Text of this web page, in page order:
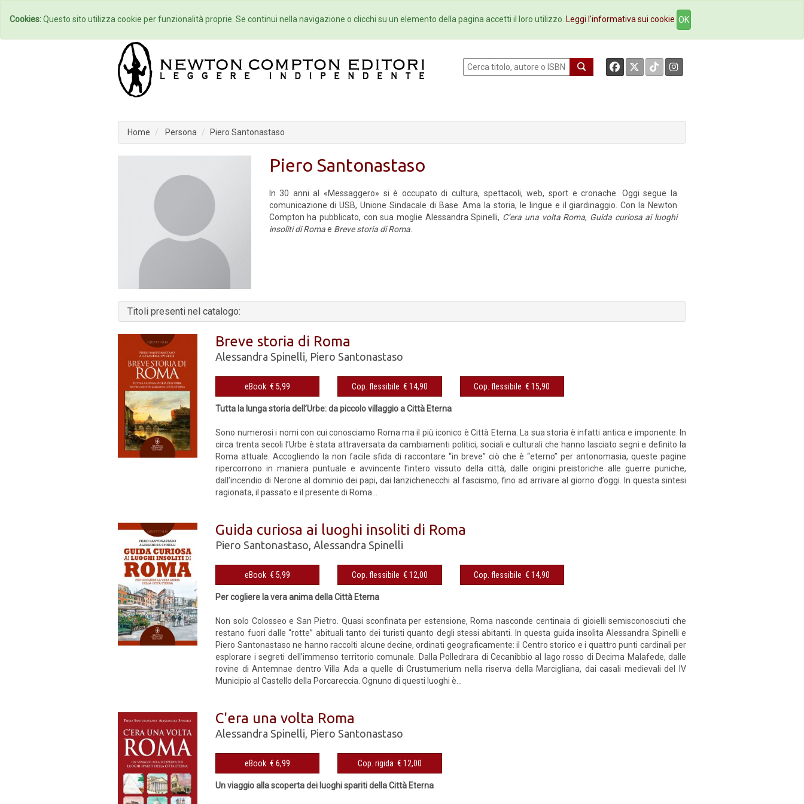
Home Autori Eventi Collane Newsletter Ebookstore Contatti
Home Persona Piero Santonastaso
Piero Santonastaso
In 30 anni al «Messaggero» si è occupato di cultura, spettacoli, web, sport e cronache. Oggi segue la
comunicazione di USB, Unione Sindacale di Base. Ama la storia, le lingue e il giardinaggio. Con la Newton
Compton ha pubblicato, con sua moglie Alessandra Spinelli, C’era una volta Roma, Guida curiosa ai luoghi
insoliti di Romae Breve storia di Roma.
Titoli presenti nel catalogo:
Breve storia di Roma
Alessandra Spinelli Piero Santonastaso
eBook € 5,99 Cop. flessibile € 14,90 Cop. flessibile € 15,90
Tutta la lunga storia dell’Urbe: da piccolo villaggio a Città Eterna
Sono numerosi i nomi con cui conosciamo Roma ma il più iconico è Città Eterna. La sua storia è infatti antica e imponente. In
circa trenta secoli l’Urbe è stata attraversata da cambiamenti politici, sociali e culturali che hanno lasciato segni e definito la
Roma attuale. Accogliendo la non facile sfida di raccontare “in breve” ciò che è “eterno” per antonomasia, queste pagine
ripercorrono in maniera puntuale e avvincente l’intero vissuto della città, dalle origini preistoriche alle guerre puniche,
dall’incendio di Nerone al dominio dei papi, dai lanzichenecchi al fascismo, fino ad arrivare al giorno d’oggi. In questa sintesi
ragionata, il passato e il presente di Roma...
Guida curiosa ai luoghi insoliti di Roma
Piero Santonastaso Alessandra Spinelli
eBook € 5,99 Cop. flessibile € 12,00 Cop. flessibile € 14,90
Per cogliere la vera anima della Città Eterna
Non solo Colosseo e San Pietro. Quasi sconfinata per estensione, Roma nasconde centinaia di gioielli semisconosciuti che
restano fuori dalle “rotte” abituali tanto dei turisti quanto degli stessi abitanti. In questa guida insolita Alessandra Spinelli e
Piero Santonastaso ne hanno raccolti alcune decine, ordinati geograficamente: il Centro storico e i quattro punti cardinali per
esplorare i segreti dell’immenso territorio comunale. Dalla Polledrara di Cecanibbio al lago rosso di Decima Malafede, dalle
rovine di Antemnae dentro Villa Ada a quelle di Crustumerium nella riserva della Marcigliana, dai casali medievali del IV
Municipio al Castello della Porcareccia. Ognuno di questi luoghi è...
C'era una volta Roma
Alessandra Spinelli Piero Santonastaso
eBook € 6,99 Cop. rigida € 12,00
Un viaggio alla scoperta dei luoghi spariti della Città Eterna
Cookies:Questo sito utilizza cookie per funzionalità proprie. Se continui nella navigazione o clicchi su un elemento della pagina accetti il loro utilizzo. Leggi l'informativa sui cookie OK